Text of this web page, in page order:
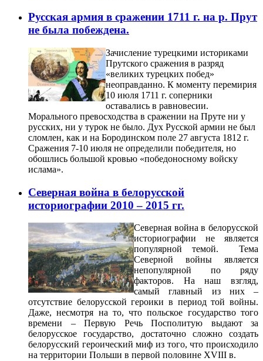
Русская армия в сражении 1711 г. на р. Прут
не была побеждена.
Зачисление турецкими историками
Прутского сражения в разряд
«великих турецких побед»
неоправданно. К моменту перемирия
10 июля 1711 г. соперники
оставались в равновесии.
Морального превосходства в сражении на Пруте ни у
русских, ни у турок не было. Дух Русской армии не был
сломлен, как и на Бородинском поле 27 августа 1812 г.
Сражения 7-10 июля не определили победителя, но
обошлись большой кровью «победоносному войску
ислама».
Северная война в белорусской
историографии 2010 – 2015 гг.
Северная война в белорусской
историографии не является
популярной темой. Тема
Северной войны является
непопулярной по ряду
факторов. На наш взгляд,
самый главный из них –
отсутствие белорусской героики в период той войны.
Даже, несмотря на то, что польское государство того
времени – Первую Речь Посполитую выдают за
белорусское государство, достаточно сложно создать
белорусский героический миф из того, что происходило
на территории Польши в первой половине XVIII в.